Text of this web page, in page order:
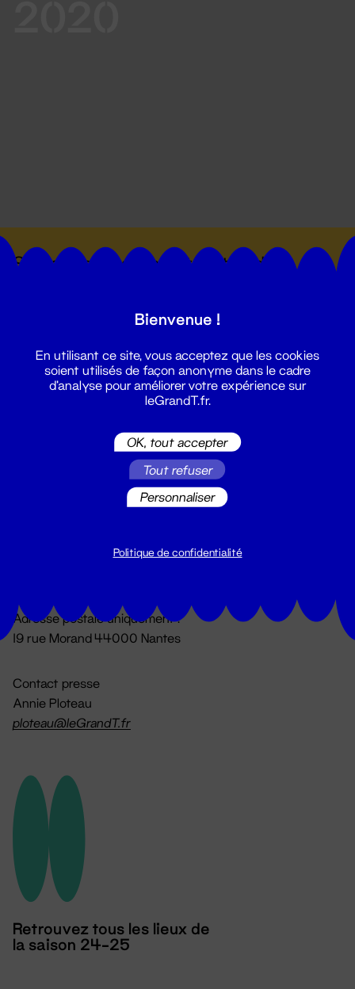
Suivez toutes les actualités du
Du lundi au vendredi 14h → 18h
Adresse postale uniquement :
19 rue Morand 44000 Nantes
Contact presse
Annie Ploteau
ploteau@leGrandT.fr
Retrouvez tous les lieux de
la saison 24-25
Bienvenue !
En utilisant ce site, vous acceptez que les cookies
soient utilisés de façon anonyme dans le cadre
d'analyse pour améliorer votre expérience sur
leGrandT.fr.
OK, tout accepter
Tout refuser
Personnaliser
Politique de confidentialité